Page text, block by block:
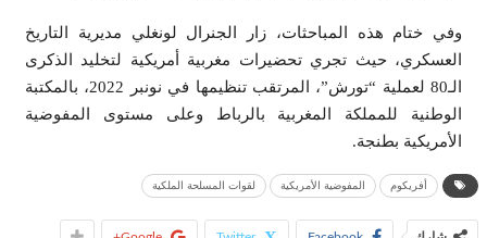
وفي ختام هذه المباحثات، زار الجنرال لونغلي مديرية التاريخ
العسكري، حيث تجري تحضيرات مغربية أمريكية لتخليد الذكرى
الـ80 لعملية “تورش”، المرتقب تنظيمها في نونبر 2022، بالمكتبة
الوطنية للمملكة المغربية بالرباط وعلى مستوى المفوضية
الأمريكية بطنجة.
أفريكوم المفوضية الأمريكية لقوات المسلحة الملكية